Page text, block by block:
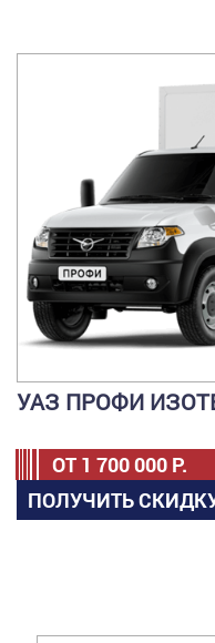
УАЗ ПРОФИ
ОТ 1 700 000 Р.
ПОЛУЧИТЬ